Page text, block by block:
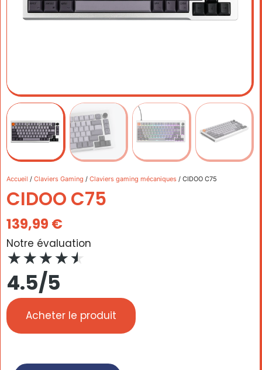
Accueil / Claviers Gaming / Claviers gaming mécaniques / CIDOO C75
CIDOO C75
139,99 €
Notre évaluation
★★★★★
4.5/5
Acheter le produit